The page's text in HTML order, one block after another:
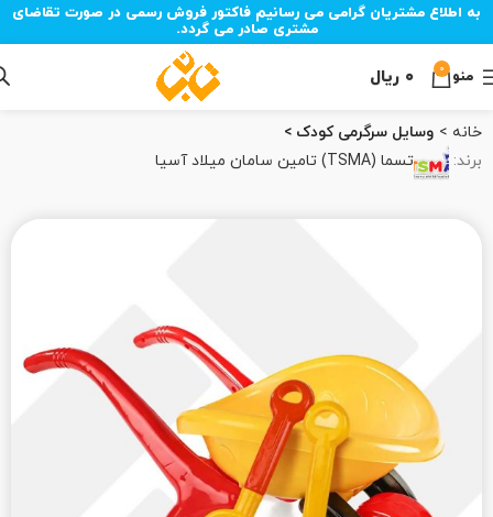
به اطلاع مشتریان گرامی می رسانیم فاکتور فروش رسمی در صورت تقاضای
مشتری صادر می گردد.
منو 0 ۰ ریال
خانه
وسایل سرگرمی کودک
برند:
تسما (TSMA) تامین سامان میلاد آسیا